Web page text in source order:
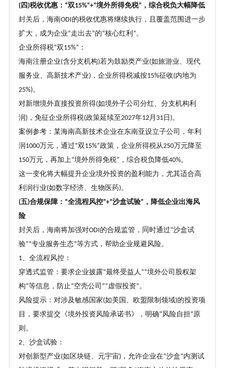
(四 )税收优惠： “双15%”+“境外所得免税” ，综合税负大幅降低
封关后，海南ODI的税收优惠将继续执行，且覆盖范围进一步
扩大，成为企业“走出去”的“核心红利 ”。
企业所得税“双15%” ：
海南注册企业(含分支机构)若为鼓励类产业(如旅游业、现代
服务业、高新技术产业)，企业所得税减按15%征收(内地为
25%)。
对新增境外直接投资所得(如境外子公司分红、分支机构利
润 )，免征企业所得税(政策延续至2027年12月 31日 )。
案例参考：某海南高新技术企业在东南亚设立子公司，年利
润 1000万元，通过“双15%”政策，企业所得税从250万元降至
150万元，再加上“境外所得免税” ，综合税负降低40%。
这一变化将大幅提升企业境外投资的盈利能力，尤其适合高
利润行业(如数字经济、生物医药)。
(五)合规保障： “全流程风控”+“沙盒试验” ，降低企业出海风
险
封关后，海南将加强对ODI的合规监管，同时通过“沙盒试
验”“专业服务生态”等方式，帮助企业规避风险。
1、全流程风控：
穿透式监管：要求企业披露“最终受益人”“境外公司股权架
构”等信息，防止“空壳公司 ”“虚假投资”。
风险提示：对涉及敏感国家(如美国、欧盟限制领域)的投资项
目，要求提交《境外投资风险承诺书》，明确“风险自担”原
则。
2、沙盒试验：
对创新型产业(如区块链、元宇宙)，允许企业在“沙盒”内测试